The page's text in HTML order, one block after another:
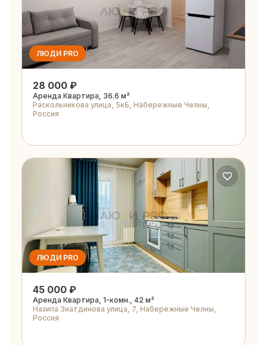
ЛЮДИ PRO
28 000 ₽
Аренда Квартира, 36.6 м²
Раскольникова улица, 5кБ, Набережные Челны,
Россия
ЛЮДИ PRO
45 000 ₽
Аренда Квартира, 1-комн., 42 м²
Назипа Зиатдинова улица, 7, Набережные Челны,
Россия